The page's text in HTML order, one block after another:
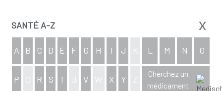
SANTÉ A-Z X
A B C D E F G H I J K L M N O
P Q R S T U V W X Y Z
Cherchez un
médicament